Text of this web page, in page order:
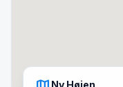
Ny Højen